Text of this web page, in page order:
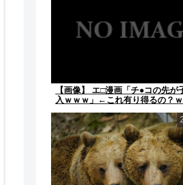
【画像】 エ□漫画「チ●コの先が
入ｗｗｗ」←これ有り得るの？